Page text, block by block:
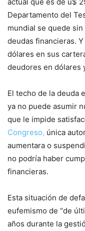
Departamento del
mundial se quede
deudas financieras.
dólares en sus
deudores en dólares
El techo de la deuda
ya no puede asumir
que le impide
Congreso, única
aumentara o
no podría haber
financieras.
Esta situación de
eufemismo de “de
años durante la